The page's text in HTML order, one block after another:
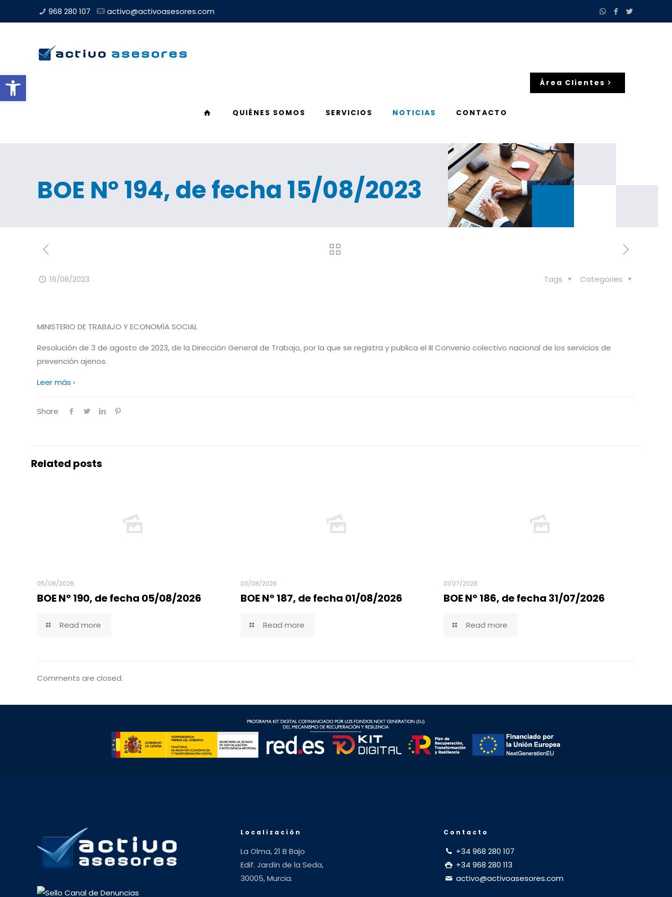
Abrir barra de herramientas
968 280 107 activo@activoasesores.com
QUIÉNES SOMOS SERVICIOS NOTICIAS CONTACTO
Área Clientes
BOE Nº 194, de fecha 15/08/2023
16/08/2023 Categories
Tags
MINISTERIO DE TRABAJO Y ECONOMÍA SOCIAL
Resolución de 3 de agosto de 2023, de la Dirección General de Trabajo, por la que se registra y publica el III Convenio colectivo nacional de los servicios de
prevención ajenos.
Leer más ›
Share
Related posts
05/08/2026
BOE Nº 190, de fecha 05/08/2026
Read more
03/08/2026
BOE Nº 187, de fecha 01/08/2026
Read more
31/07/2026
BOE Nº 186, de fecha 31/07/2026
Read more
Comments are closed.
Localización
La Olma, 21 B Bajo
Edif. Jardín de la Seda,
30005, Murcia.
Contacto
+34 968 280 107
+34 968 280 113
activo@activoasesores.com